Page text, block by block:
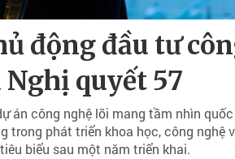
động đầu tư
quyết 57
án công nghệ lõi mang tầm nhìn
trong phát triển khoa học, công nghệ
biểu sau một năm triển khai.